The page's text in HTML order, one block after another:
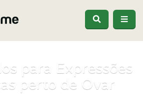
para Expressões
perto de Ovar